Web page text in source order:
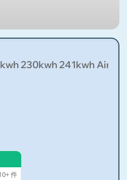
230kwh 241kwh Air
件